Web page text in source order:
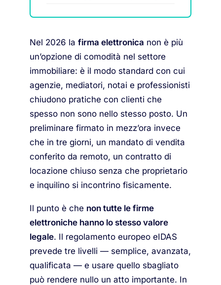
Nel 2026 la firma elettronica non è più
un’opzione di comodità nel settore
immobiliare: è il modo standard con cui
agenzie, mediatori, notai e professionisti
chiudono pratiche con clienti che
spesso non sono nello stesso posto. Un
preliminare firmato in mezz’ora invece
che in tre giorni, un mandato di vendita
conferito da remoto, un contratto di
locazione chiuso senza che proprietario
e inquilino si incontrino fisicamente.
Il punto è che non tutte le firme
elettroniche hanno lo stesso valore
legale. Il regolamento europeo eIDAS
prevede tre livelli — semplice, avanzata,
qualificata — e usare quello sbagliato
può rendere nullo un atto importante. In